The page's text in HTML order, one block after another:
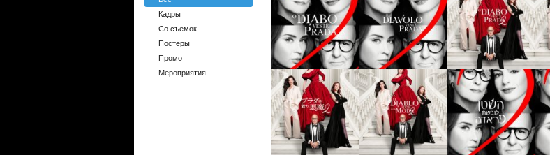
Кадры
Со съемок
Постеры
Промо
Мероприятия